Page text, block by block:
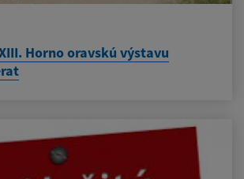
Horno oravskú výstavu